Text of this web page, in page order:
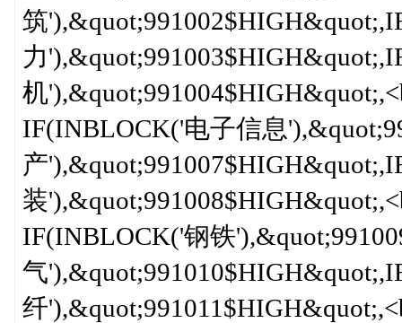
筑
力
机
IF(INBLOCK('电子信息
产
装
IF(INBLOCK('钢铁
气
纤